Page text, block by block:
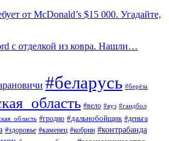
от McDonald’s $15 000. Угадайте,
с отделкой из ковра. Нашли…
#беларусь #берёза
#вело #вуз #гандбол
#гродно #дальнобойщик #деньга
#здоровье #каменец #кобрин #контрабанда